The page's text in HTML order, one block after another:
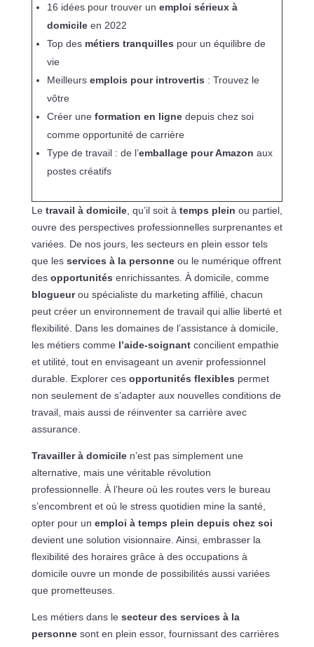
16 idées pour trouver un emploi sérieux à
domicileen 2022
Top des métiers tranquilles pour un équilibre de
vie
Meilleurs emplois pour introvertis : Trouvez le
vôtre
Créer une formation en lignedepuis chez soi
comme opportunité de carrière
Type de travail : de l’emballage pour Amazon aux
postes créatifs
Le travail à domicile, qu’il soit à temps plein ou partiel,
ouvre des perspectives professionnelles surprenantes et
variées. De nos jours, les secteurs en plein essor tels
que les services à la personneou le numérique offrent
des opportunités enrichissantes. À domicile, comme
blogueurou spécialiste du marketing affilié, chacun
peut créer un environnement de travail qui allie liberté et
flexibilité. Dans les domaines de l’assistance à domicile,
les métiers comme l’aide-soignantconcilient empathie
et utilité, tout en envisageant un avenir professionnel
durable. Explorer ces opportunités flexibles permet
non seulement de s’adapter aux nouvelles conditions de
travail, mais aussi de réinventer sa carrière avec
assurance.
Travailler à domicilen’est pas simplement une
alternative, mais une véritable révolution
professionnelle. À l’heure où les routes vers le bureau
s’encombrent et où le stress quotidien mine la santé,
opter pour un emploi à temps plein depuis chez soi
devient une solution visionnaire. Ainsi, embrasser la
flexibilité des horaires grâce à des occupations à
domicile ouvre un monde de possibilités aussi variées
que prometteuses.
Les métiers dans le secteur des services à la
personnesont en plein essor, fournissant des carrières